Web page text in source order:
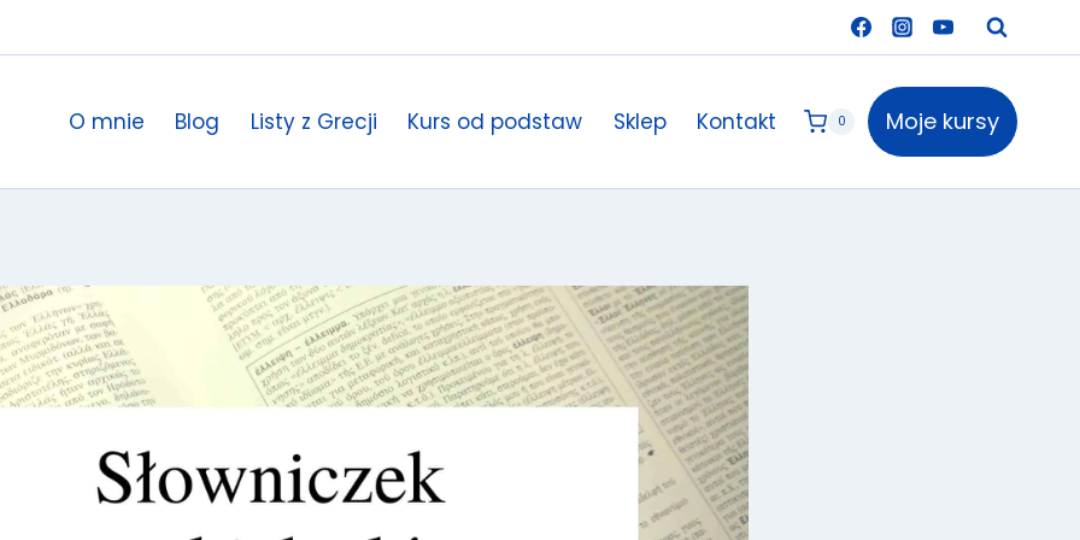
O mnie
Blog Listy z Grecji Kurs od podstaw Sklep Kontakt 0 Moje kursy